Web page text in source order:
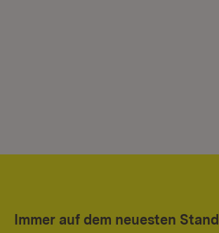
Immer auf dem neuesten Stand